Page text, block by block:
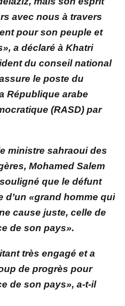
avec nous à travers
pour son peuple et
a déclaré à Khatri
du conseil national
le poste du
République arabe
(RASD) par
ministre sahraoui des
Mohamed Salem
que le défunt
d’un «grand homme qui
cause juste, celle de
de son pays».
très engagé et a
de progrès pour
de son pays», a-t-il